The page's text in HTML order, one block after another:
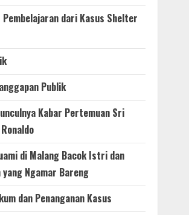
Pembelajaran dari Kasus Shelter
Publik
Kabar Pertemuan Sri
di Malang Bacok Istri dan
Ngamar Bareng
dan Penanganan Kasus